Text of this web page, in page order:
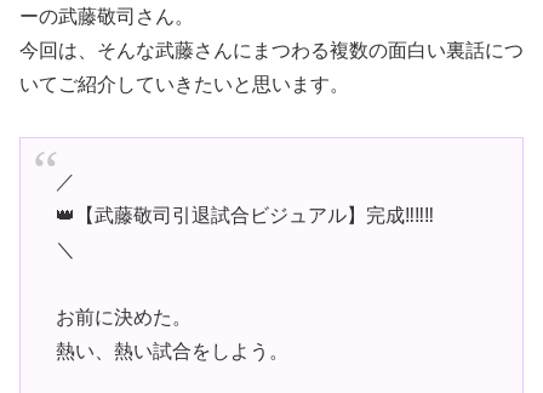
ーの武藤敬司さん。
今回は、そんな武藤さんにまつわる複数の面白い裏話につ
いてご紹介していきたいと思います。
／
👑【武藤敬司引退試合ビジュアル】完成‼️‼️‼️
＼
お前に決めた。
熱い、熱い試合をしよう。